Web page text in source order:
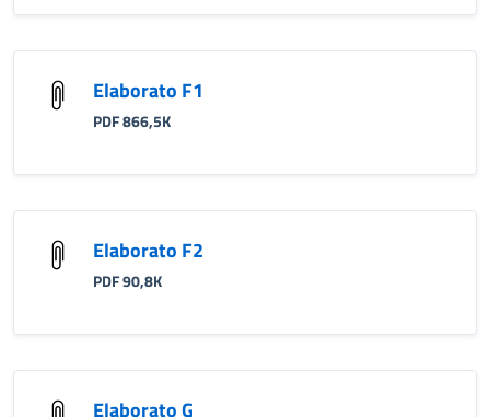
Elaborato F1
PDF 866,5K
Elaborato F2
PDF 90,8K
Elaborato G